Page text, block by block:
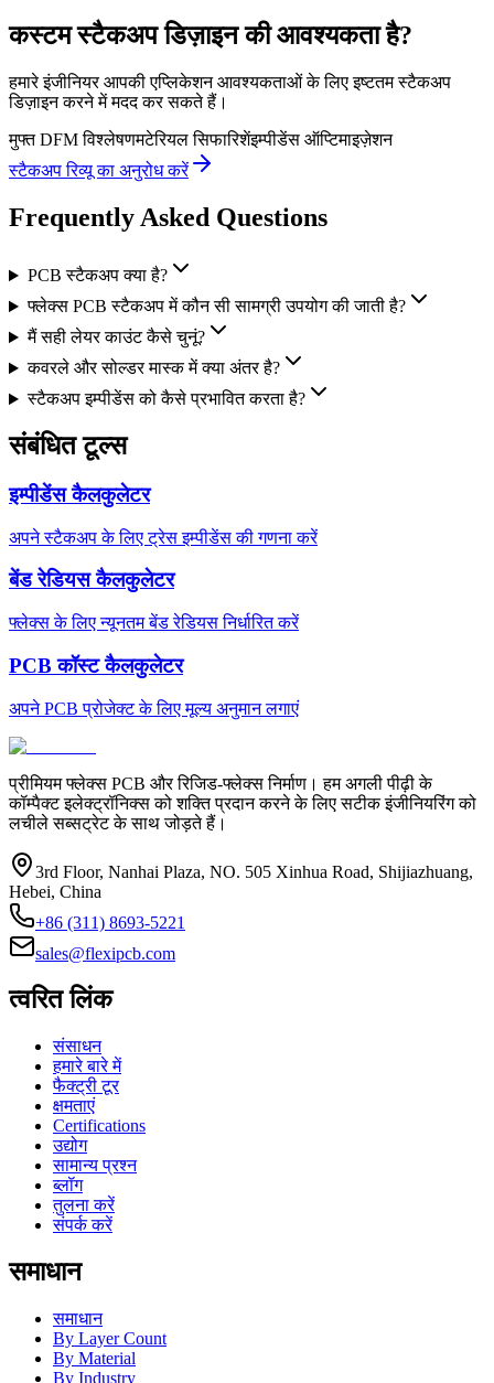
कस्टम स्टैकअप डिज़ाइन की आवश्यकता है?
हमारे इंजीनियर आपकी एप्लिकेशन आवश्यकताओं के लिए इष्टतम स्टैकअप
डिज़ाइन करने में मदद कर सकते हैं।
मुफ्त DFM विश्लेषणमटेरियल सिफारिशेंइम्पीडेंस ऑप्टिमाइज़ेशन
स्टैकअप रिव्यू का अनुरोध करें
Frequently Asked Questions
PCB स्टैकअप क्या है?
फ्लेक्स PCB स्टैकअप में कौन सी सामग्री उपयोग की जाती है?
मैं सही लेयर काउंट कैसे चुनूं?
कवरले और सोल्डर मास्क में क्या अंतर है?
स्टैकअप इम्पीडेंस को कैसे प्रभावित करता है?
संबंधित टूल्स
इम्पीडेंस कैलकुलेटर
अपने स्टैकअप के लिए ट्रेस इम्पीडेंस की गणना करें
बेंड रेडियस कैलकुलेटर
फ्लेक्स के लिए न्यूनतम बेंड रेडियस निर्धारित करें
PCB कॉस्ट कैलकुलेटर
अपने PCB प्रोजेक्ट के लिए मूल्य अनुमान लगाएं
प्रीमियम फ्लेक्स PCB और रिजिड-फ्लेक्स निर्माण। हम अगली पीढ़ी के
कॉम्पैक्ट इलेक्ट्रॉनिक्स को शक्ति प्रदान करने के लिए सटीक इंजीनियरिंग को
लचीले सब्सट्रेट के साथ जोड़ते हैं।
3rd Floor, Nanhai Plaza, NO. 505 Xinhua Road, Shijiazhuang,
Hebei, China
+86 (311) 8693-5221
sales@flexipcb.com
त्वरित लिंक
संसाधन
हमारे बारे में
फैक्ट्री टूर
क्षमताएं
Certifications
उद्योग
सामान्य प्रश्न
ब्लॉग
तुलना करें
संपर्क करें
समाधान
समाधान
By Layer Count
By Material
By Industry